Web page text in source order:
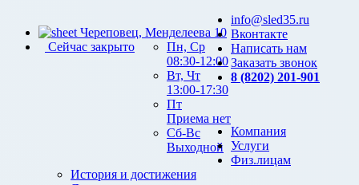
Череповец, Менделеева 10
Сейчас закрыто
Пн, Ср
08:30-12:00
Вт, Чт
13:00-17:30
Пт
Приема нет
Сб-Вс
Выходной
info@sled35.ru
Вконтакте
Написать нам
Заказать звонок
8 (8202) 201-901
Компания
История и достижения
Услуги
Физ.лицам